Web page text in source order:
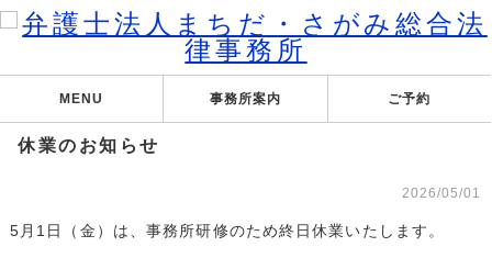
MENU 事務所案内 ご予約
休業のお知らせ
2026/05/01
5月1日（金）は、事務所研修のため終日休業いたします。